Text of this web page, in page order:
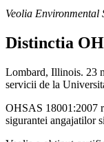
Veolia Environmental
Distinctia
Lombard, Illinois. 23
servicii de la
OHSAS 18001:2007
sigurantei angajatilor